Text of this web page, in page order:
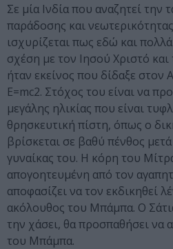
Σε μία Ινδία που αναζητεί την
παράδοσης και
ισχυρίζεται πως εδώ και
σχέση με τον Ιησού Χριστό
ήταν εκείνος που δίδαξε στον
E=mc2. Στόχος του είναι να
μεγάλης ηλικίας που είναι
θρησκευτική πίστη, όπως ο
βρίσκεται σε βαθύ πένθος
γυναίκας του. Η κόρη του
απογοητευμένη από τον
αποφασίζει να τον εκδικηθεί
ακόλουθος του Μπάμπα. Ο
την χάσει, θα προσπαθήσει να
του Μπάμπα.